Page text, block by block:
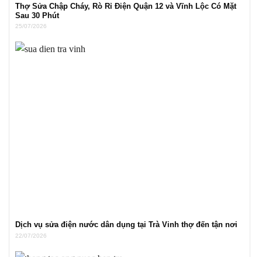
Thợ Sửa Chập Cháy, Rò Rỉ Điện Quận 12 và Vĩnh Lộc Có Mặt
Sau 30 Phút
25/07/2026
Dịch vụ sửa điện nước dân dụng tại Trà Vinh thợ đến tận nơi
22/07/2026